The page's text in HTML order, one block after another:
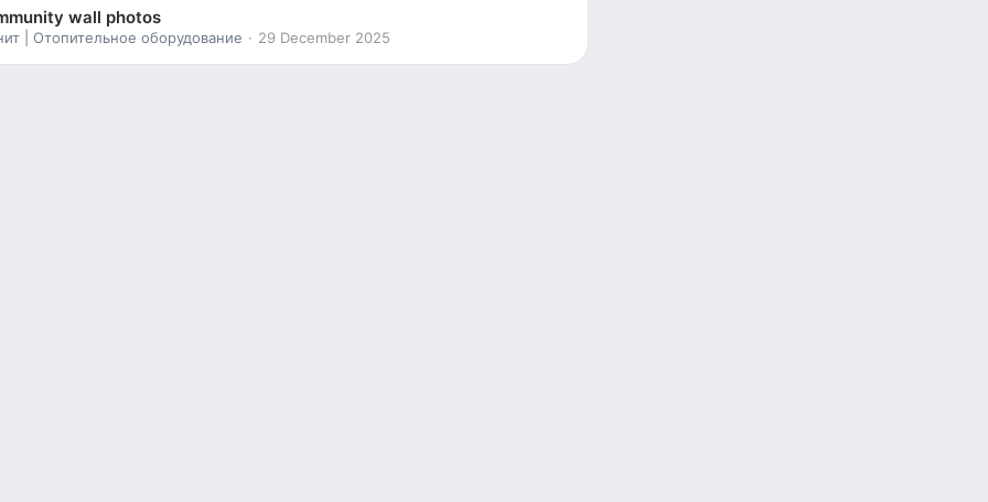
wall photos
| Отопительное оборудование 29 December 2025